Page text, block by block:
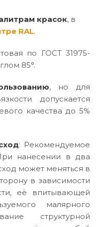
красок, в
RAL.
по ГОСТ 31975-
85°.
, но для
допускается
качества до 5%
: Рекомендуемое
нанесении в два
может меняться в
в зависимости
её впитывающей
малярного
структурной